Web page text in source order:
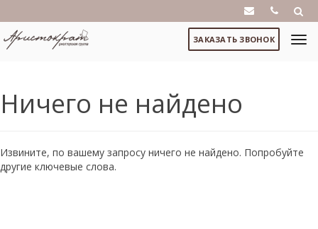
ЗАКАЗАТЬ ЗВОНОК
Ничего не найдено
Извините, по вашему запросу ничего не найдено. Попробуйте
другие ключевые слова.